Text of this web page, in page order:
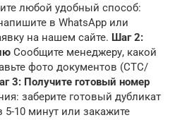
любой удобный способ:
в WhatsApp или
на нашем сайте. Шаг 2:
Сообщите менеджеру, какой
фото документов (СТС/
3: Получите готовый номер
заберите готовый дубликат
10 минут или закажите